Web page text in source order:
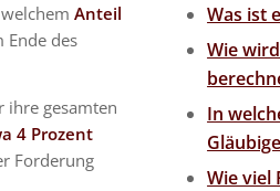
welchemAnteil
Ende des
ihre gesamten
4 Prozent
Forderung
Was ist
Wie
In
Wie viel